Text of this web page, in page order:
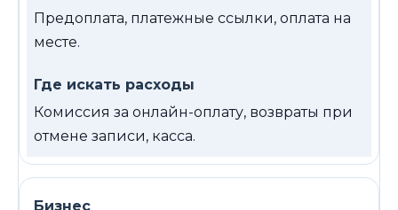
Предоплата, платежные ссылки, оплата на
месте.
Комиссия за онлайн-оплату, возвраты при
отмене записи, касса.